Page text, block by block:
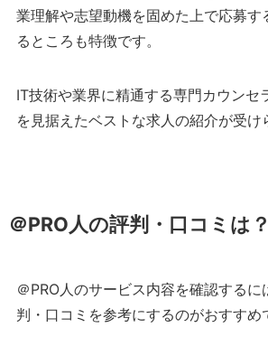
業理解や志望動機を固めた上で応募す
るところも特徴です。
IT技術や業界に精通する専門カウンセ
を見据えたベストな求人の紹介が受け
＠PRO人の評判・口コミは？
＠PRO人のサービス内容を確認する
判・口コミを参考にするのがおすすめ